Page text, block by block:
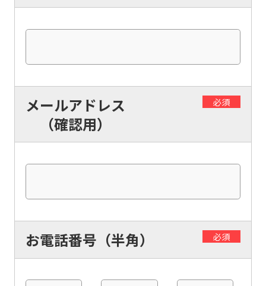
メールアドレス
（確認用）
必須
お電話番号（半角） 必須